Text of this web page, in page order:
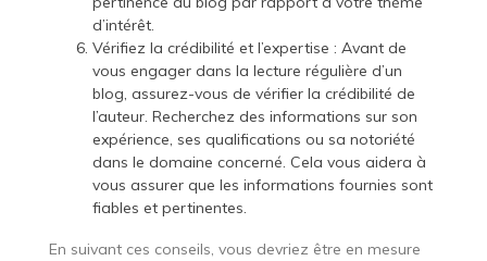
d’intérêt.
Vérifiez la crédibilité et l’expertise : Avant de
vous engager dans la lecture régulière d’un
blog, assurez-vous de vérifier la crédibilité de
l’auteur. Recherchez des informations sur son
expérience, ses qualifications ou sa notoriété
dans le domaine concerné. Cela vous aidera à
vous assurer que les informations fournies sont
fiables et pertinentes.
En suivant ces conseils, vous devriez être en mesure